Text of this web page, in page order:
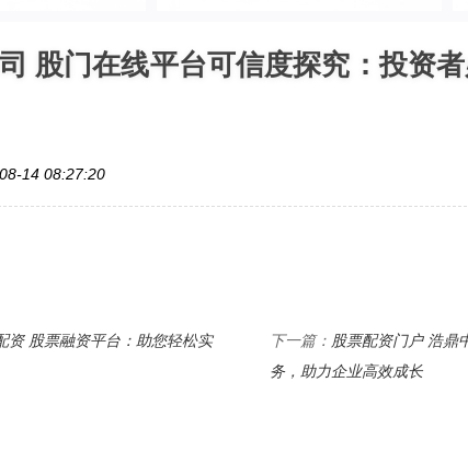
股门在线平台可信度探究：投资
14 08:27:20
资 股票融资平台：助您轻松实
下一篇： 股票配资门户 浩鼎
务，助力企业高效成长